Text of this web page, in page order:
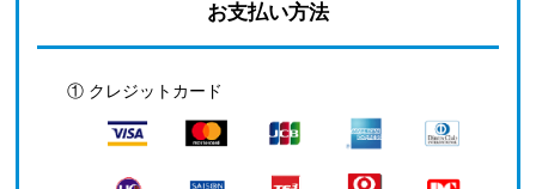
お支払い方法
① クレジットカード